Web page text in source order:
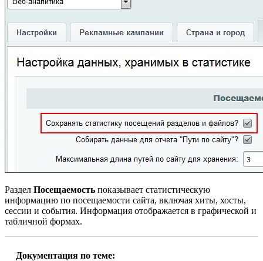
Раздел Посещаемость показывает статистическую
информацию по посещаемости сайта, включая хиты, хосты,
сессии и события. Информация отображается в графической и
табличной формах.
Документация по теме: